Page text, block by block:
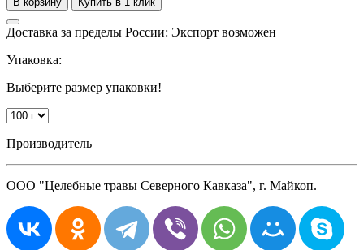
Доставка за пределы России: Экспорт возможен
Упаковка:
Выберите размер упаковки!
Производитель
ООО "Целебные травы Северного Кавказа", г. Майкоп.